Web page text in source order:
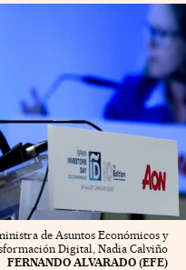
de Asuntos Económicos y
Digital, Nadia Calviño
FERNANDO ALVARADO (EFE)